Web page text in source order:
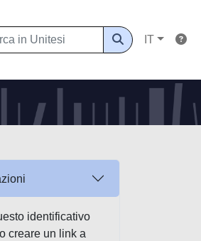
IT
identificativo
creare un link a